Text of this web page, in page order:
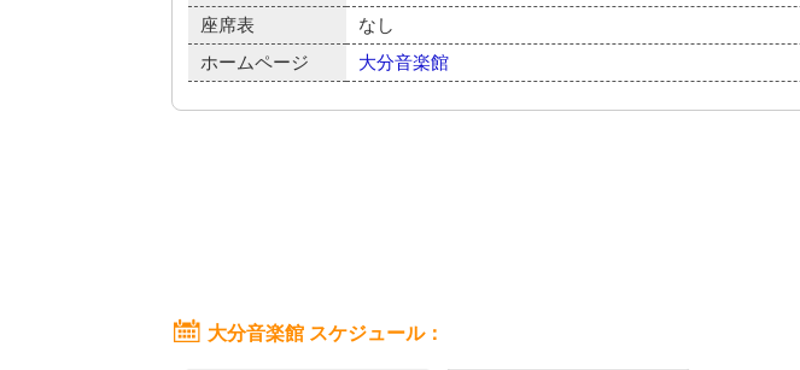
座席表
なし
ホームページ
大分音楽館
大分音楽館 スケジュール